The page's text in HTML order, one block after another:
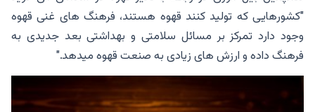
"کشورهایی که تولید کنند قهوه هستند، فرهنگ های غنی قهوه
وجود دارد تمرکز بر مسائل سلامتی و بهداشتی بعد جدیدی به
فرهنگ داده و ارزش های زیادی به صنعت قهوه میدهد."